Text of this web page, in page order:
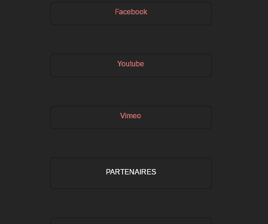
Facebook
Youtube
Vimeo
PARTENAIRES